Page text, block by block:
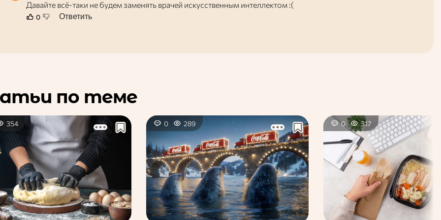
Давайте всё-таки не будем заменять врачей искусственным интеллектом :(
0 Ответить
по теме
354 0 289 0 317